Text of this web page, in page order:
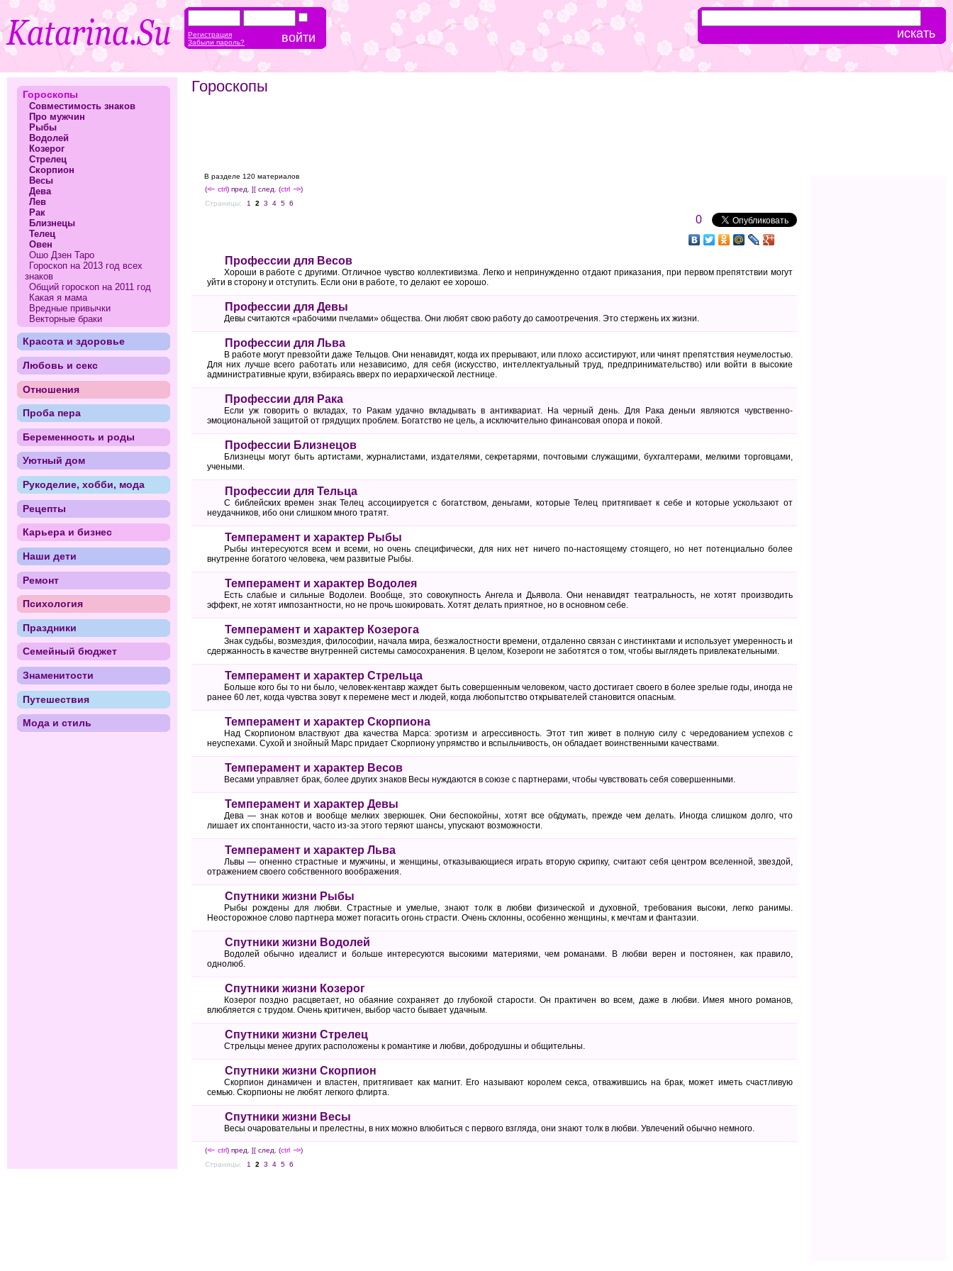
Гороскопы
В разделе 120 материалов
(<-- ctrl) пред. ][ след. (ctrl --> )
Страницы:
1 2 3 4 5 6
0
Профессии для Весов
Хороши в работе с другими. Отличное чувство коллективизма. Легко и непринужденно отдают приказания, при первом препятствии могут
уйти в сторону и отступить. Если они в работе, то делают ее хорошо.
Профессии для Девы
Девы считаются «рабочими пчелами» общества. Они любят свою работу до самоотречения. Это стержень их жизни.
Профессии для Льва
В работе могут превзойти даже Тельцов. Они ненавидят, когда их прерывают, или плохо ассистируют, или чинят препятствия неумелостью.
Для них лучше всего работать или независимо, для себя (искусство, интеллектуальный труд, предпринимательство) или войти в высокие
административные круги, взбираясь вверх по иерархической лестнице.
Профессии для Рака
Если уж говорить о вкладах, то Ракам удачно вкладывать в антиквариат. На черный день. Для Рака деньги являются чувственно-
эмоциональной защитой от грядущих проблем. Богатство не цель, а исключительно финансовая опора и покой.
Профессии Близнецов
Близнецы могут быть артистами, журналистами, издателями, секретарями, почтовыми служащими, бухгалтерами, мелкими торговцами,
учеными.
Профессии для Тельца
С библейских времен знак Телец ассоциируется с богатством, деньгами, которые Телец притягивает к себе и которые ускользают от
неудачников, ибо они слишком много тратят.
Темперамент и характер Рыбы
Рыбы интересуются всем и всеми, но очень специфически, для них нет ничего по-настоящему стоящего, но нет потенциально более
внутренне богатого человека, чем развитые Рыбы.
Темперамент и характер Водолея
Есть слабые и сильные Водолеи. Вообще, это совокупность Ангела и Дьявола. Они ненавидят театральность, не хотят производить
эффект, не хотят импозантности, но не прочь шокировать. Хотят делать приятное, но в основном себе.
Темперамент и характер Козерога
Знак судьбы, возмездия, философии, начала мира, безжалостности времени, отдаленно связан с инстинктами и использует умеренность и
сдержанность в качестве внутренней системы самосохранения. В целом, Козероги не заботятся о том, чтобы выглядеть привлекательными.
Темперамент и характер Стрельца
Больше кого бы то ни было, человек-кентавр жаждет быть совершенным человеком, часто достигает своего в более зрелые годы, иногда не
ранее 60 лет, когда чувства зовут к перемене мест и людей, когда любопытство открывателей становится опасным.
Темперамент и характер Скорпиона
Над Скорпионом властвуют два качества Марса: эротизм и агрессивность. Этот тип живет в полную силу с чередованием успехов с
неуспехами. Сухой и знойный Марс придает Скорпиону упрямство и вспыльчивость, он обладает воинственными качествами.
Темперамент и характер Весов
Весами управляет брак, более других знаков Весы нуждаются в союзе с партнерами, чтобы чувствовать себя совершенными.
Темперамент и характер Девы
Дева — знак котов и вообще мелких зверюшек. Они беспокойны, хотят все обдумать, прежде чем делать. Иногда слишком долго, что
лишает их спонтанности, часто из-за этого теряют шансы, упускают возможности.
Темперамент и характер Льва
Львы — огненно страстные и мужчины, и женщины, отказывающиеся играть вторую скрипку, считают себя центром вселенной, звездой,
отражением своего собственного воображения.
Спутники жизни Рыбы
Рыбы рождены для любви. Страстные и умелые, знают толк в любви физической и духовной, требования высоки, легко ранимы.
Неосторожное слово партнера может погасить огонь страсти. Очень склонны, особенно женщины, к мечтам и фантазии.
Спутники жизни Водолей
Водолей обычно идеалист и больше интересуются высокими материями, чем романами. В любви верен и постоянен, как правило,
однолюб.
Спутники жизни Козерог
Козерог поздно расцветает, но обаяние сохраняет до глубокой старости. Он практичен во всем, даже в любви. Имея много романов,
влюбляется с трудом. Очень критичен, выбор часто бывает удачным.
Спутники жизни Стрелец
Стрельцы менее других расположены к романтике и любви, добродушны и общительны.
Спутники жизни Скорпион
Скорпион динамичен и властен, притягивает как магнит. Его называют королем секса, отважившись на брак, может иметь счастливую
семью. Скорпионы не любят легкого флирта.
Спутники жизни Весы
Весы очаровательны и прелестны, в них можно влюбиться с первого взгляда, они знают толк в любви. Увлечений обычно немного.
(<-- ctrl) пред. ][ след. (ctrl --> )
Страницы:
1 2 3 4 5 6
Гороскопы
Совместимость знаков
Про мужчин
Рыбы
Водолей
Козерог
Стрелец
Скорпион
Весы
Дева
Лев
Рак
Близнецы
Телец
Овен
Ошо Дзен Таро
Гороскоп на 2013 год всех
знаков
Общий гороскоп на 2011 год
Какая я мама
Вредные привычки
Векторные браки
Красота и здоровье
Любовь и секс
Отношения
Проба пера
Беременность и роды
Уютный дом
Рукоделие, хобби, мода
Рецепты
Карьера и бизнес
Наши дети
Ремонт
Психология
Праздники
Семейный бюджет
Знаменитости
Путешествия
Мода и стиль
Регистрация
Забыли пароль?